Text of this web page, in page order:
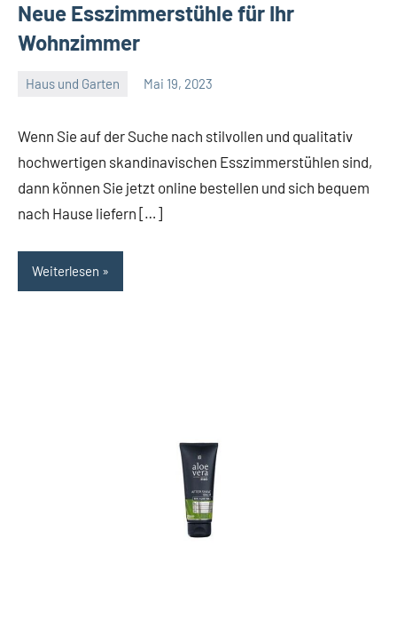
Neue Esszimmerstühle für Ihr
Wohnzimmer
Haus und Garten Mai 19, 2023
Wenn Sie auf der Suche nach stilvollen und qualitativ
hochwertigen skandinavischen Esszimmerstühlen sind,
dann können Sie jetzt online bestellen und sich bequem
nach Hause liefern […]
Weiterlesen